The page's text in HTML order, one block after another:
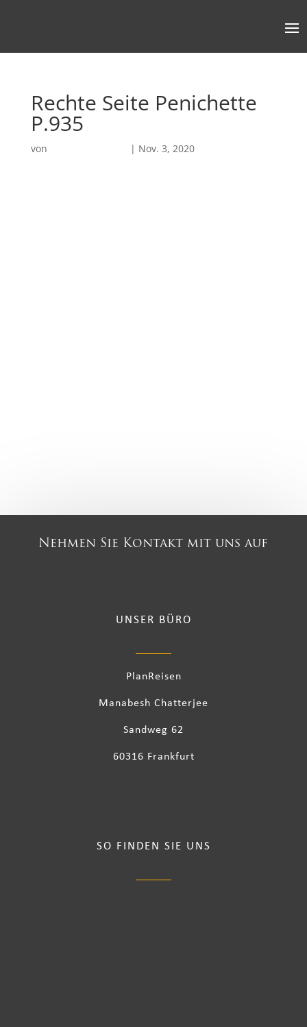
Rechte Seite Penichette
P.935
von | Nov. 3, 2020
Nehmen Sie Kontakt mit uns auf
UNSER BÜRO
PlanReisen
Manabesh Chatterjee
Sandweg 62
60316 Frankfurt
SO FINDEN SIE UNS